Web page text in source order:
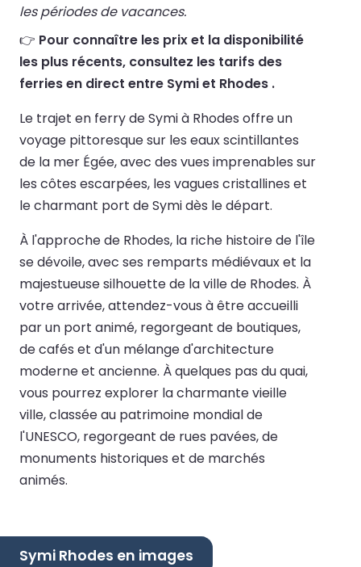
les périodes de vacances.
👉 Pour connaître les prix et la disponibilité
les plus récents, consultez les tarifs des
ferries en direct entre Symi et Rhodes .
Le trajet en ferry de Symi à Rhodes offre un
voyage pittoresque sur les eaux scintillantes
de la mer Égée, avec des vues imprenables sur
les côtes escarpées, les vagues cristallines et
le charmant port de Symi dès le départ.
À l'approche de Rhodes, la riche histoire de l'île
se dévoile, avec ses remparts médiévaux et la
majestueuse silhouette de la ville de Rhodes. À
votre arrivée, attendez-vous à être accueilli
par un port animé, regorgeant de boutiques,
de cafés et d'un mélange d'architecture
moderne et ancienne. À quelques pas du quai,
vous pourrez explorer la charmante vieille
ville, classée au patrimoine mondial de
l'UNESCO, regorgeant de rues pavées, de
monuments historiques et de marchés
animés.
Symi Rhodes en images